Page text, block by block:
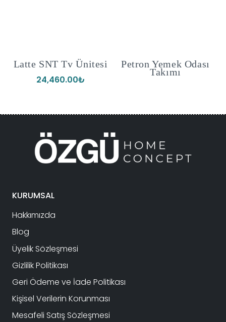
Tv Ünitesi Petron Yemek Odası Nova YS
KURUMSAL
Hakkımızda
Blog
Üyelik Sözleşmesi
Gizlilik Politikası
Geri Ödeme ve İade Politikası
Kişisel Verilerin Korunması
Mesafeli Satış Sözleşmesi